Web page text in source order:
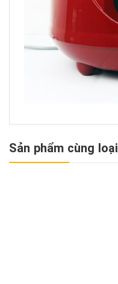
Sản phẩm cùng loại